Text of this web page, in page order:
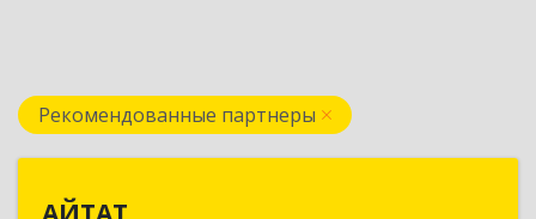
Рекомендованные партнеры